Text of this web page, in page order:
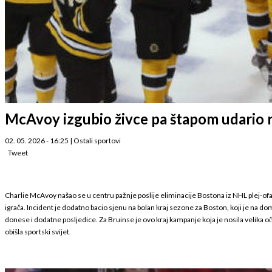
McAvoy izgubio živce pa štapom udario
02. 05. 2026 - 16:25 | Ostali sportovi
Tweet
Charlie McAvoy našao se u centru pažnje poslije eliminacije Bostona iz NHL plej-
igrača. Incident je dodatno bacio sjenu na bolan kraj sezone za Boston, koji je na
donese i dodatne posljedice. Za Bruinse je ovo kraj kampanje koja je nosila velika
obišla sportski svijet.